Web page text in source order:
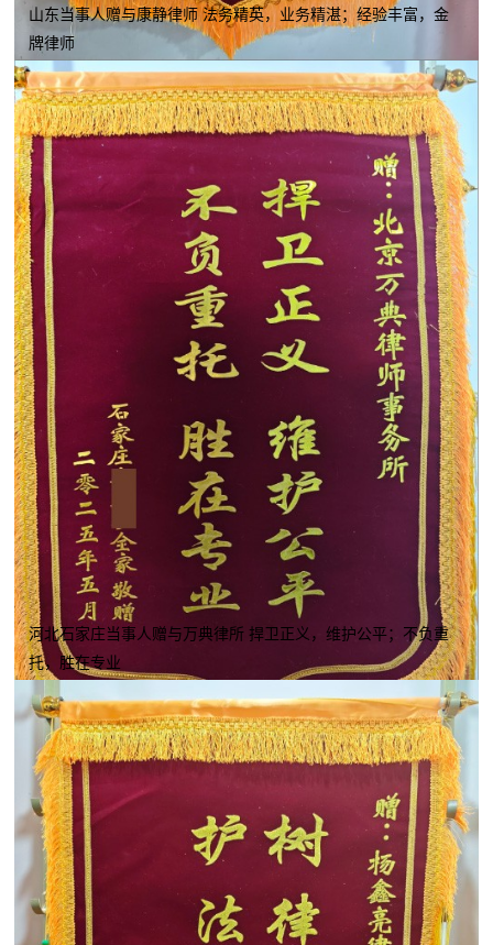
山东当事人赠与康静律师 法务精英，业务精湛；经验丰富，金
牌律师
河北石家庄当事人赠与万典律所 捍卫正义，维护公平；不负重
托，胜在专业